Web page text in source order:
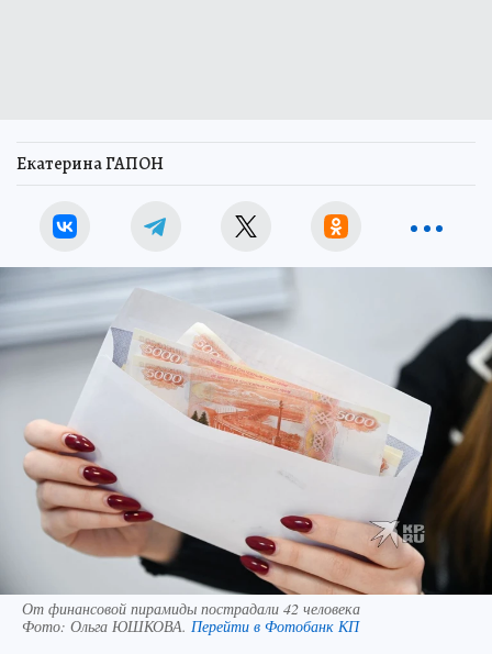
Екатерина ГАПОН
От финансовой пирамиды пострадали 42 человека
Фото: Ольга ЮШКОВА. Перейти в Фотобанк КП